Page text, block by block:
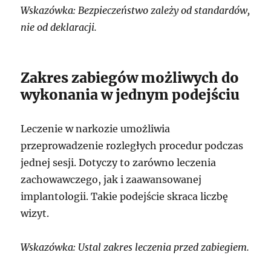
Wskazówka: Bezpieczeństwo zależy od standardów,
nie od deklaracji.
Zakres zabiegów możliwych do
wykonania w jednym podejściu
Leczenie w narkozie umożliwia
przeprowadzenie rozległych procedur podczas
jednej sesji. Dotyczy to zarówno leczenia
zachowawczego, jak i zaawansowanej
implantologii. Takie podejście skraca liczbę
wizyt.
Wskazówka: Ustal zakres leczenia przed zabiegiem.